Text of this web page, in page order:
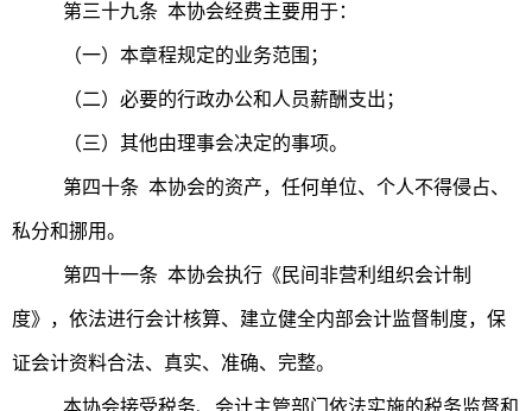
第三十九条 本协会经费主要用于：
（一）本章程规定的业务范围；
（二）必要的行政办公和人员薪酬支出；
（三）其他由理事会决定的事项。
第四十条 本协会的资产，任何单位、个人不得侵占、
私分和挪用。
第四十一条 本协会执行《民间非营利组织会计制
度》，依法进行会计核算、建立健全内部会计监督制度，保
证会计资料合法、真实、准确、完整。
本协会接受税务、会计主管部门依法实施的税务监督和